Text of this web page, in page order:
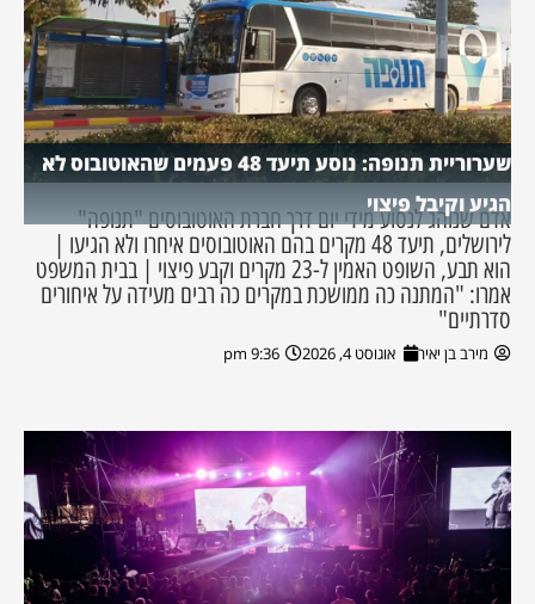
שערוריית תנופה: נוסע תיעד 48 פעמים שהאוטובוס לא
הגיע וקיבל פיצוי
אדם שנוהג לנסוע מידי יום דרך חברת האוטובוסים "תנופה"
לירושלים, תיעד 48 מקרים בהם האוטובוסים איחרו ולא הגיעו |
הוא תבע, השופט האמין ל-23 מקרים וקבע פיצוי | בבית המשפט
אמרו: "המתנה כה ממושכת במקרים כה רבים מעידה על איחורים
סדרתיים"
מירב בן יאיר אוגוסט 4, 2026 9:36 pm